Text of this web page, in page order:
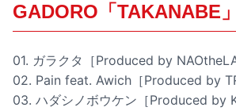
GADORO「TAKANABE
01. ガラクタ［Produced by
02. Pain feat. Awich［Produced by
03. ハダシノボウケン［Produced by